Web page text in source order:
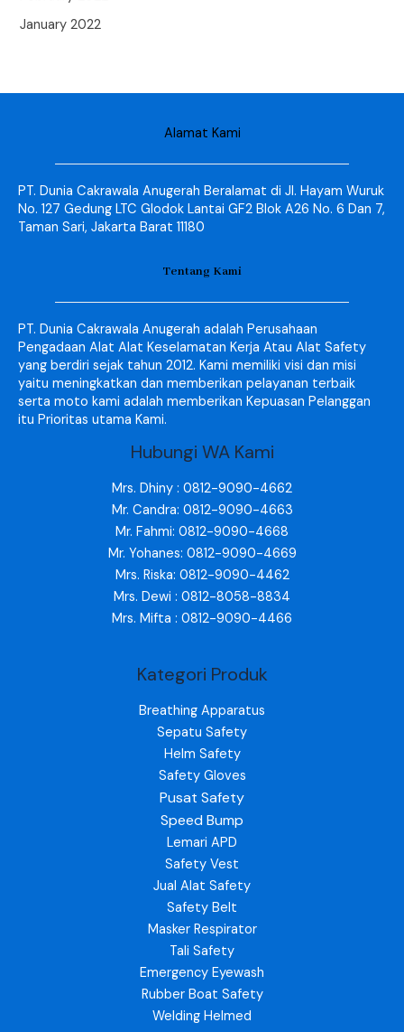
January 2022
Alamat Kami
PT. Dunia Cakrawala Anugerah Beralamat di Jl. Hayam Wuruk
No. 127 Gedung LTC Glodok Lantai GF2 Blok A26 No. 6 Dan 7,
Taman Sari, Jakarta Barat 11180
Tentang Kami
PT. Dunia Cakrawala Anugerah adalah Perusahaan
Pengadaan Alat Alat Keselamatan Kerja Atau Alat Safety
yang berdiri sejak tahun 2012. Kami memiliki visi dan misi
yaitu meningkatkan dan memberikan pelayanan terbaik
serta moto kami adalah memberikan Kepuasan Pelanggan
itu Prioritas utama Kami.
Hubungi WA Kami
Mrs. Dhiny : 0812-9090-4662
Mr. Candra: 0812-9090-4663
Mr. Fahmi: 0812-9090-4668
Mr. Yohanes: 0812-9090-4669
Mrs. Riska: 0812-9090-4462
Mrs. Dewi : 0812-8058-8834
Mrs. Mifta : 0812-9090-4466
Kategori Produk
Breathing Apparatus
Sepatu Safety
Helm Safety
Safety Gloves
Pusat Safety
Speed Bump
Lemari APD
Safety Vest
Jual Alat Safety
Safety Belt
Masker Respirator
Tali Safety
Emergency Eyewash
Rubber Boat Safety
Welding Helmed